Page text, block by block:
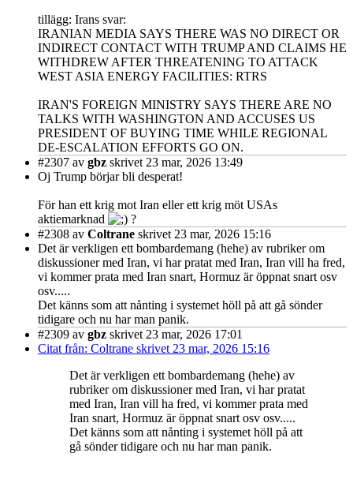
tillägg: Irans svar:
IRANIAN MEDIA SAYS THERE WAS NO DIRECT OR
INDIRECT CONTACT WITH TRUMP AND CLAIMS HE
WITHDREW AFTER THREATENING TO ATTACK
WEST ASIA ENERGY FACILITIES: RTRS
IRAN'S FOREIGN MINISTRY SAYS THERE ARE NO
TALKS WITH WASHINGTON AND ACCUSES US
PRESIDENT OF BUYING TIME WHILE REGIONAL
DE-ESCALATION EFFORTS GO ON.
#2307 av gbz skrivet 23 mar, 2026 13:49
Oj Trump börjar bli desperat!
För han ett krig mot Iran eller ett krig möt USAs
aktiemarknad
?
#2308 av Coltrane skrivet 23 mar, 2026 15:16
Det är verkligen ett bombardemang (hehe) av rubriker om
diskussioner med Iran, vi har pratat med Iran, Iran vill ha fred,
vi kommer prata med Iran snart, Hormuz är öppnat snart osv
osv.....
Det känns som att nånting i systemet höll på att gå sönder
tidigare och nu har man panik.
#2309 av gbz skrivet 23 mar, 2026 17:01
Citat från: Coltrane skrivet 23 mar, 2026 15:16
Det är verkligen ett bombardemang (hehe) av
rubriker om diskussioner med Iran, vi har pratat
med Iran, Iran vill ha fred, vi kommer prata med
Iran snart, Hormuz är öppnat snart osv osv.....
Det känns som att nånting i systemet höll på att
gå sönder tidigare och nu har man panik.